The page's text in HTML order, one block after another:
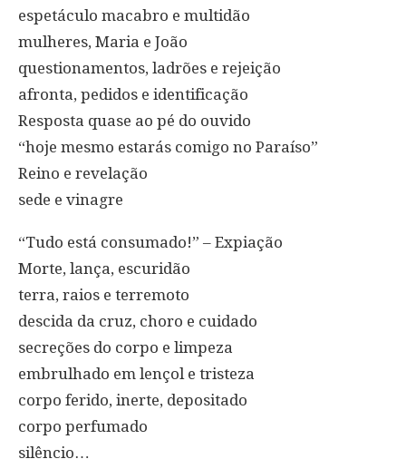
espetáculo macabro e multidão
mulheres, Maria e João
questionamentos, ladrões e rejeição
afronta, pedidos e identificação
Resposta quase ao pé do ouvido
“hoje mesmo estarás comigo no Paraíso”
Reino e revelação
sede e vinagre
“Tudo está consumado!” – Expiação
Morte, lança, escuridão
terra, raios e terremoto
descida da cruz, choro e cuidado
secreções do corpo e limpeza
embrulhado em lençol e tristeza
corpo ferido, inerte, depositado
corpo perfumado
silêncio…